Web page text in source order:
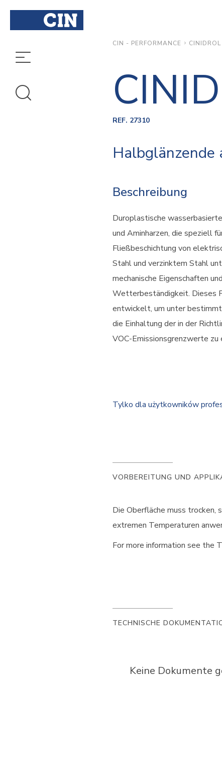
CIN - PERFORMANCE
REF. 27310
Halbglänzende
Beschreibung
Duroplastische
und Aminharzen, die speziell
Fließbeschichtung von
Stahl und verzinktem Stahl
mechanische Eigenschaften
Wetterbeständigkeit. Dieses
entwickelt, um unter
die Einhaltung der in der
VOC-Emissionsgrenzwerte zu
Tylko dla użytkowników
VORBEREITUNG UND
Die Oberfläche muss trocken,
extremen Temperaturen
For more information see the
TECHNISCHE
Keine Dokumente